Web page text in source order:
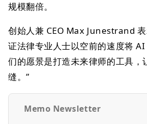
规模翻倍。
创始人兼 CEO Max Junestrand
证法律专业人士以空前的速度将
们的愿景是打造未来律师的工具，
缝。”
Memo Newsletter